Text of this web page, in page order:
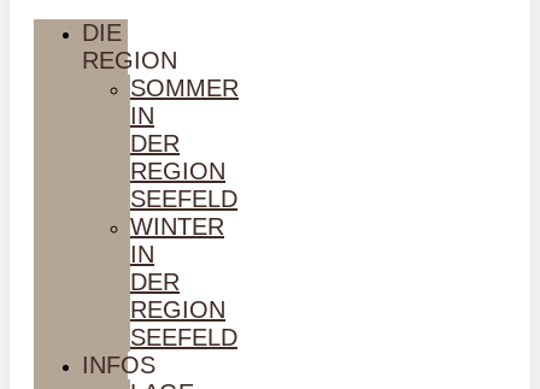
DIE
REGION
SOMMER
IN
DER
REGION
SEEFELD
WINTER
IN
DER
REGION
SEEFELD
INFOS